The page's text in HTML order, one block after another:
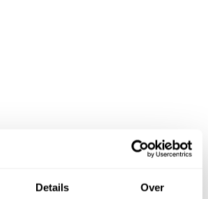
Details Over